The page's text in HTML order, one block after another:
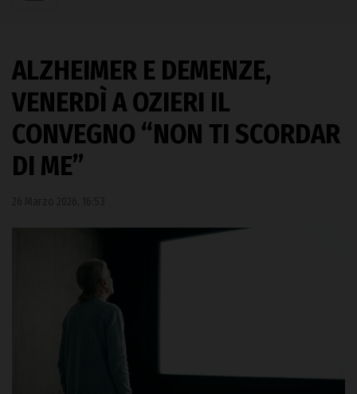
ALZHEIMER E DEMENZE,
VENERDÌ A OZIERI IL
CONVEGNO “NON TI SCORDAR
DI ME”